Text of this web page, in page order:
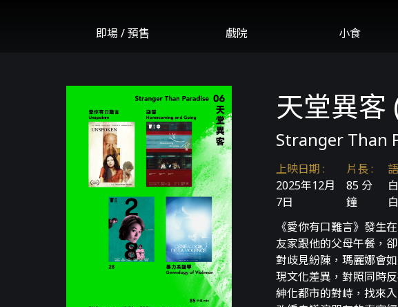
即場 / 預售 戲院 小食
天堂異客
Stranger Than
上映日期 :
2025年12月
7日
片長:
85 分
鐘
《愛你有口難言》發生
友家跟他的父母午餐，
對歧見紛陳，瑪麗娜會
現文化差異，對照同時
紳化都市的對峙，找來